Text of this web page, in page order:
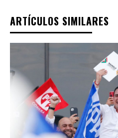
ARTÍCULOS SIMILARES